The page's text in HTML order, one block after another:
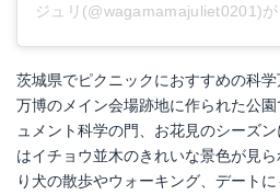
ジュリ(@wagamamajuliet0201)
茨城県でピクニックにおすすめの科
万博のメイン会場跡地に作られた公
ュメント科学の門、お花見のシーズ
はイチョウ並木のきれいな景色が見
り犬の散歩やウォーキング、デート